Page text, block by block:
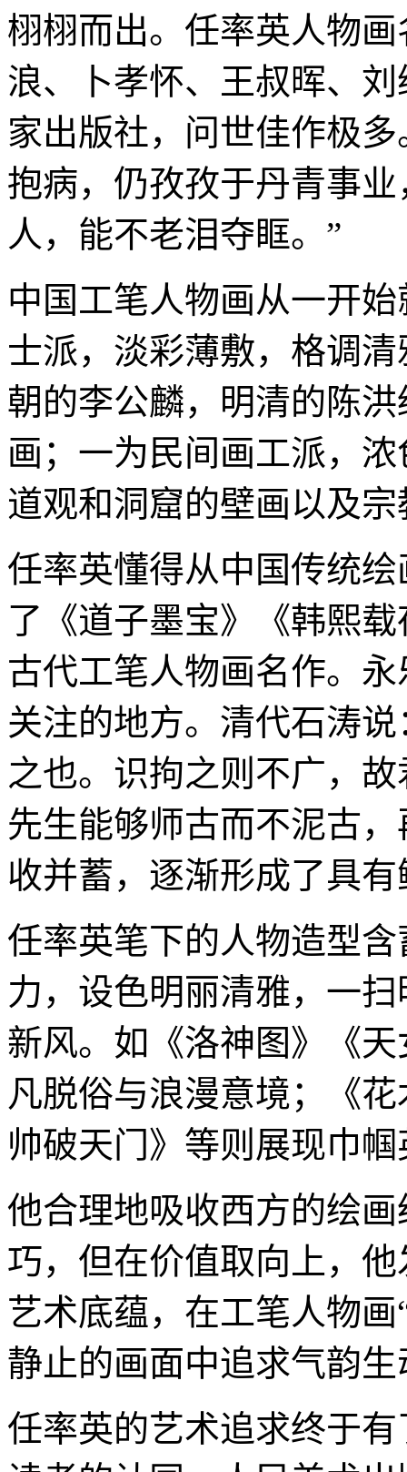
栩栩而出。任率英人物
浪、卜孝怀、王叔晖、
家出版社，问世佳作极
抱病，仍孜孜于丹青事
人，能不老泪夺眶。”
中国工笔人物画从一开
士派，淡彩薄敷，格调
朝的李公麟，明清的陈
画；一为民间画工派，
道观和洞窟的壁画以及
任率英懂得从中国传统
了《道子墨宝》《韩熙
古代工笔人物画名作。
关注的地方。清代石涛
之也。识拘之则不广，
先生能够师古而不泥古
收并蓄，逐渐形成了具
任率英笔下的人物造型
力，设色明丽清雅，一
新风。如《洛神图》《
凡脱俗与浪漫意境；《
帅破天门》等则展现巾
他合理地吸收西方的绘
巧，但在价值取向上，
艺术底蕴，在工笔人物画
静止的画面中追求气韵生
任率英的艺术追求终于